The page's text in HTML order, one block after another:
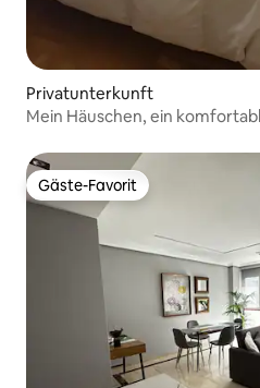
Privatunterkunft
Mein Häuschen, ein
Gäste-Favorit
Gäste-Favorit